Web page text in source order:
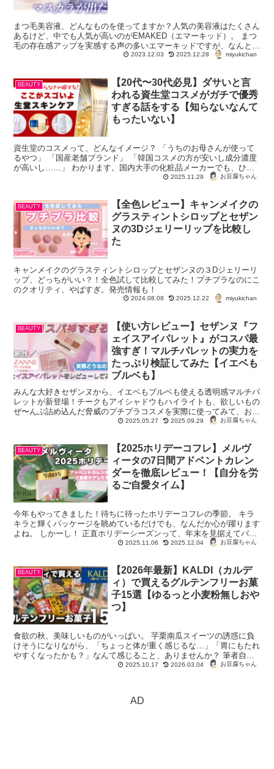
まつ毛美容液、どんなものを使ってますか？人気の美容液はたくさん
あるけど、中でも人気が高いのがEMAKED（エマーキッド）。 まつ
毛の存在感アップを実感する声の多いエマーキッドですが、なんとな
んと、この度待望のマスカラが登場！ ...
2023.12.03 2025.12.28 miyukichan
BEAUTY
【20代〜30代必見】ダサいと言
われる資生堂コスメがガチで優秀
すぎる話をする【知らないなんて
もったいない】
資生堂のコスメって、どんなイメージ？ 「うちのお母さんが使って
るやつ」 「国産老舗ブランド」 「韓国コスメの方が安いし成分濃度
が高いし……」 わかります。国内大手の化粧品メーカーでも、ひと
2025.11.29 お豆腐ちゃん
BEAUTY
【全色レビュー】キャンメイクの
グラスティントシロップとセザン
ヌの3Dジェリーリップを比較し
た
キャンメイクのグラスティントシロップとセザンヌの３Dジェリーリ
ップ、どっちがいい？！全色試して比較してみた！プチプラなのにこ
のクオリティ、やばすぎ。発売情報も！
2024.08.08 2025.12.22 miyukichan
BEAUTY
【使い方レビュー】セザンヌ『フ
ェイスアイパレット』がコスパ最
強すぎ！マルチパレットの実力を
たっぷり検証してみた【イエベも
ブルベも】
みんな大好きセザンヌから、イエベもブルベも使える透明感マルチパ
レットが新登場！チークもアイシャドウもハイライトも、欲しいもの
ぜ〜んぶ詰め込んだ脅威のプチプラコスメを実際に使ってみて、おす
すめポイントを解説しました。メイクレシピもあるよ！
2025.05.27 2025.09.29 お豆腐ちゃん
BEAUTY
【2025ホリデーコフレ】メルヴ
ィータの7日間アドベントカレン
ダーを徹底レビュー！【自分を労
るご自愛タイム】
今年もやってきました！待ちに待ったホリデーコフレの季節。 キラ
キラと輝くパッケージを眺めているだけでも、なんだか心が躍ります
よね。 しかーし！ 正直ホリデーシーズンって、年末を見据えてバタ
バタ。一気に忙しさが加速してい...2025.11.06 2025.12.04 お豆腐ちゃん
BEAUTY
【2026年最新】KALDI（カルデ
ィ）で買えるグルテンフリーお菓
子15選【ゆるっと小麦粉無しおや
つ】
食欲の秋、美味しいものがいっぱい。 芋栗南瓜スイーツの誘惑に負
けそうになりながら、「ちょっと体が重く感じるな…」「胃にもたれ
やすくなったかも？」なんて感じること、ありませんか？ 筆者自
身、30代になると代謝や消化の調子が変わっ...
2025.10.17 2026.03.04 お豆腐ちゃん
AD